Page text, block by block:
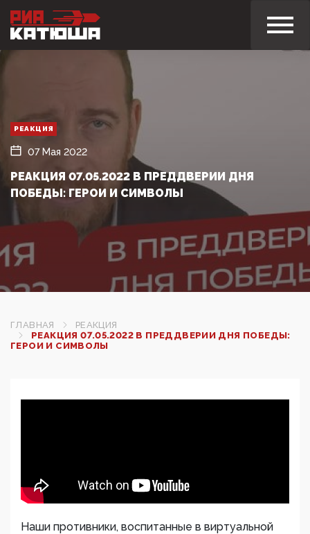
РЕАКЦИЯ
07 Мая 2022
РЕАКЦИЯ 07.05.2022 В ПРЕДДВЕРИИ ДНЯ
ПОБЕДЫ: ГЕРОИ И СИМВОЛЫ
ГЛАВНАЯ
РЕАКЦИЯ
РЕАКЦИЯ 07.05.2022 В ПРЕДДВЕРИИ ДНЯ ПОБЕДЫ:
ГЕРОИ И СИМВОЛЫ
Наши противники, воспитанные в виртуальной